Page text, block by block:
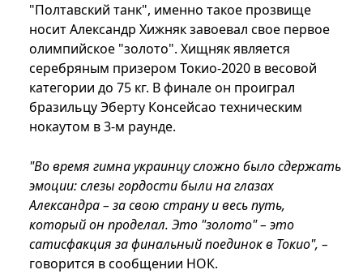
"Полтавский танк", именно такое прозвище
носит Александр Хижняк завоевал свое первое
олимпийское "золото". Хищняк является
серебряным призером Токио-2020 в весовой
категории до 75 кг. В финале он проиграл
бразильцу Эберту Консейсао техническим
нокаутом в 3-м раунде.
"Во время гимна украинцу сложно было сдержать
эмоции: слезы гордости были на глазах
Александра – за свою страну и весь путь,
который он проделал. Это "золото" – это
сатисфакция за финальный поединок в Токио", –
говорится в сообщении НОК.